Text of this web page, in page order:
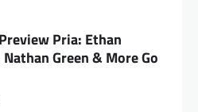
Pria: Ethan
Green & More Go